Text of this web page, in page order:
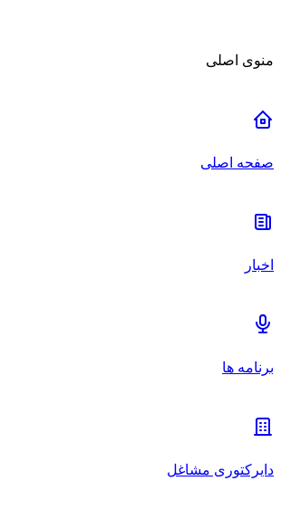
منوی اصلی
صفحه اصلی
اخبار
برنامه ها
دایرکتوری مشاغل